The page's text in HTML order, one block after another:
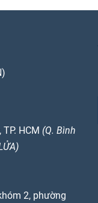
HCM (Q. Bình
2, phường